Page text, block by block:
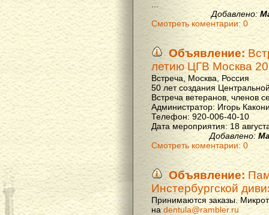
Добавлено:
Смотреть коментарии: 0
Объявление:
летию ЦГВ Москва
Встреча, Москва, Россия
50 лет создания
Встреча ветеранов, членов
Администратор: Игорь
Телефон: 920-006-40-10
Дата мероприятия: 18
Добавлено:
Смотреть коментарии: 0
Объявление:
Инстербургской
Принимаются заказы.
на dentula@rambler.ru